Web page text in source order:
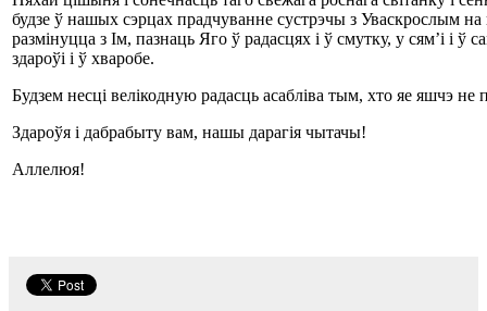
будзе ў нашых сэрцах прадчуванне сустрэчы з Уваскрослым
размінуцца з Ім, пазнаць Яго ў радасцях і ў смутку, у сям’і і ў
здароўі і ў хваробе.
Будзем несці велікодную радасць асабліва тым, хто яе яшчэ не
Здароўя і дабрабыту вам, нашы дарагія чытачы!
Аллелюя!